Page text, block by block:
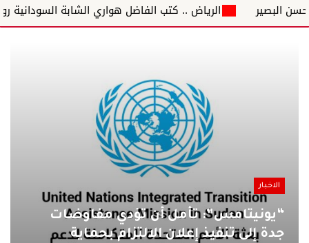
الرياض .. كتب الفاضل هواري الشابة السودانية رونق
الاخبار
“يونيتامس”: تأمل أن تؤدي مفاوضات
جدة إلى تنفيذ إعلان الالتزام بحماية